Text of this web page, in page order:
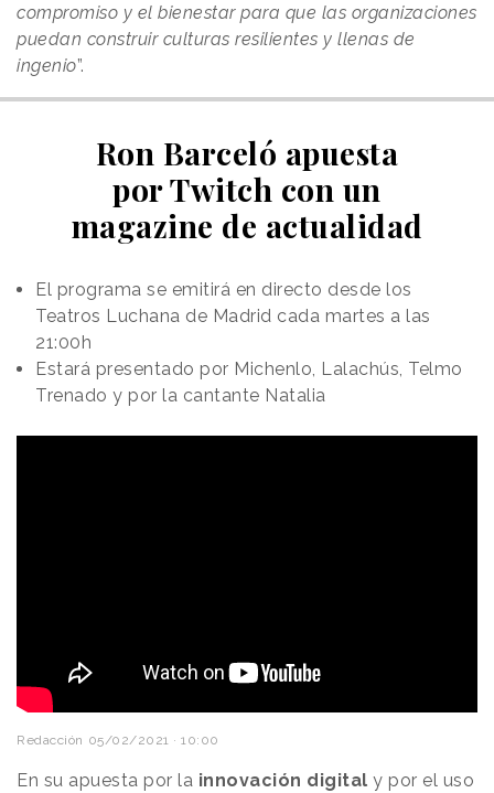
compromiso y el bienestar para que las organizaciones
puedan construir culturas resilientes y llenas de
ingenio”.
Ron Barceló apuesta
por Twitch con un
magazine de actualidad
El programa se emitirá en directo desde los
Teatros Luchana de Madrid cada martes a las
21:00h
Estará presentado por Michenlo, Lalachús, Telmo
Trenado y por la cantante Natalia
Redacción 05/02/2021 · 10:00
En su apuesta por la innovación digital y por el uso